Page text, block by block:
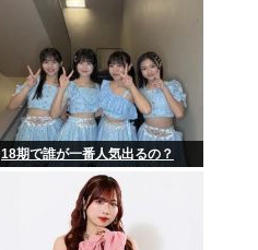
18期で誰が一番人気出るの？